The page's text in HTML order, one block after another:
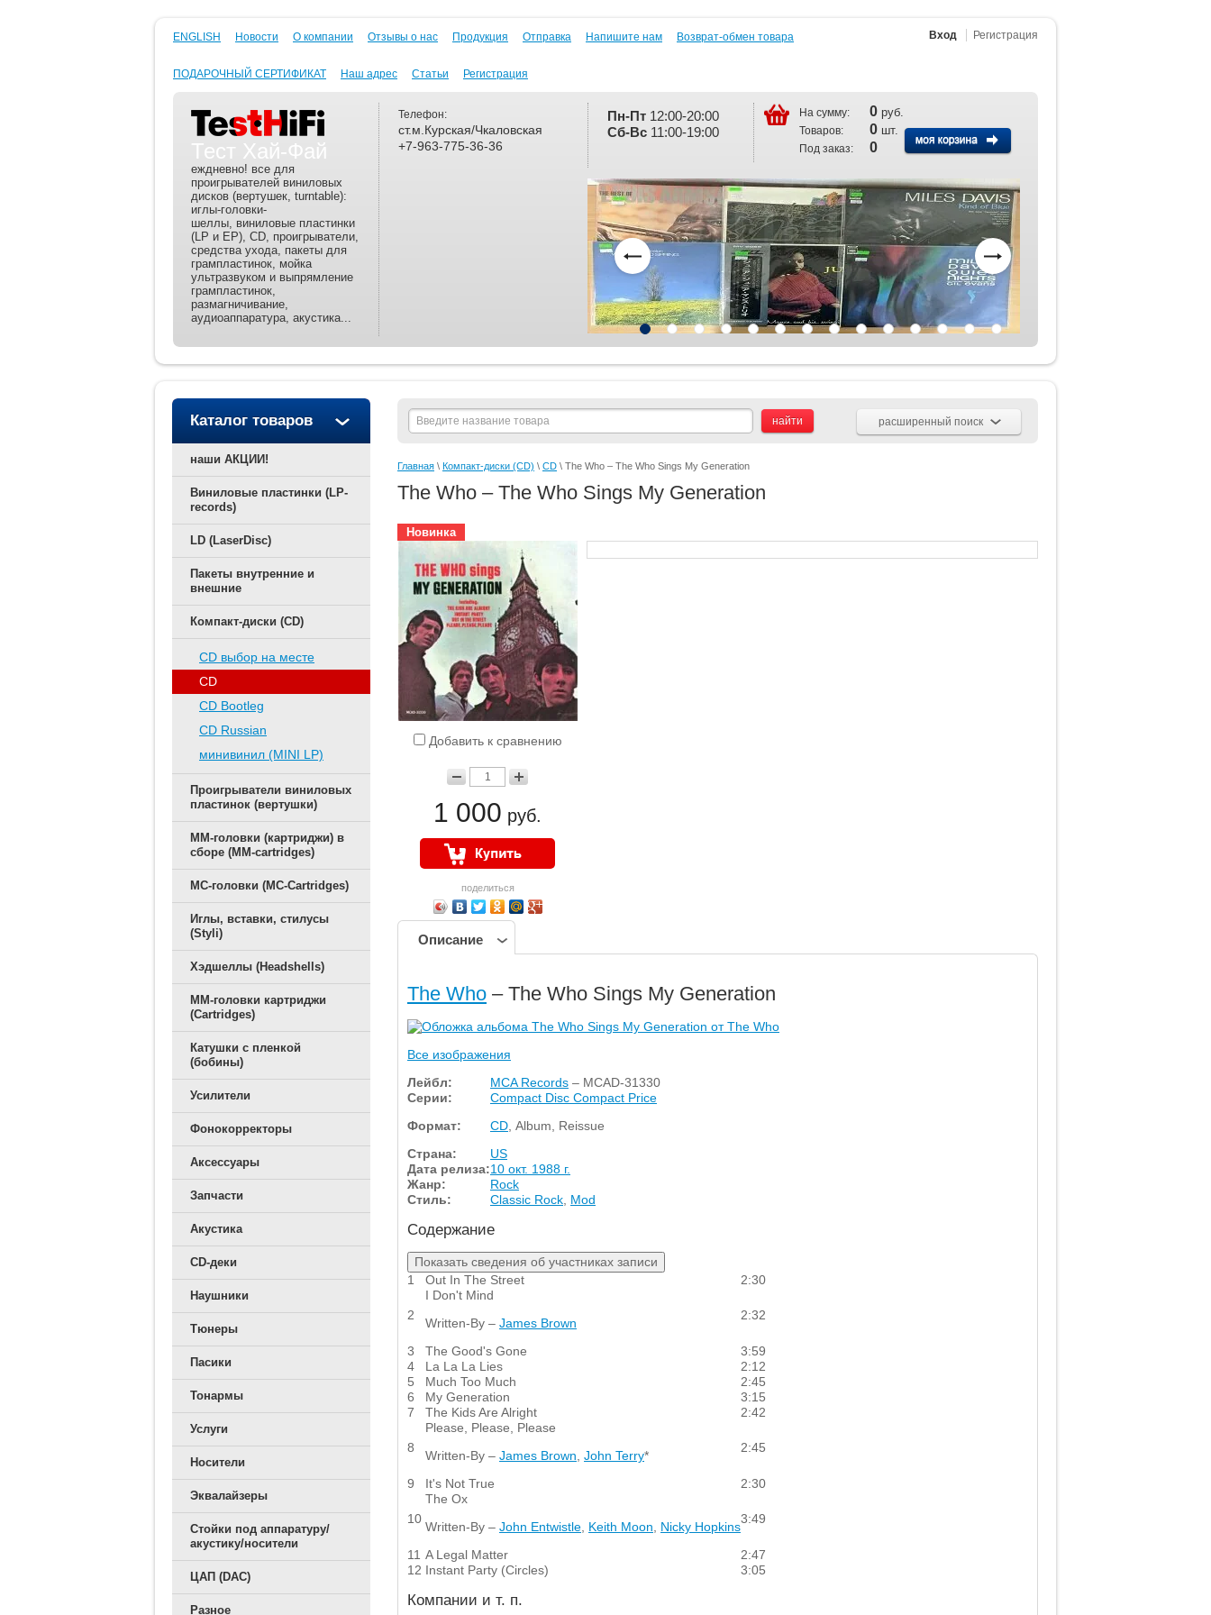
Вход Регистрация
ENGLISH Новости О компании Отзывы о нас Продукция Отправка Напишите нам Возврат-обмен товара
ПОДАРОЧНЫЙ СЕРТИФИКАТ Наш адрес Статьи Регистрация
Тест Хай-Фай
еждневно! все для
проигрывателей виниловых
дисков (вертушек, turntable):
иглы-головки-
шеллы, виниловые пластинки
(LP и EP), CD, проигрыватели,
средства ухода, пакеты для
грампластинок, мойка
ультразвуком и выпрямление
грампластинок,
размагничивание,
аудиоаппаратура, акустика...
Телефон:
ст.м.Курская/Чкаловская
+7-963-775-36-36
Пн-Пт 12:00-20:00
Сб-Вс 11:00-19:00
На сумму: 0 руб.
Товаров: 0 шт.
Под заказ: 0
Каталог товаров
наши АКЦИИ!
Виниловые пластинки (LP-
records)
LD (LaserDisc)
Пакеты внутренние и
внешние
Компакт-диски (CD)
CD выбор на месте
CD
CD Bootleg
CD Russian
минивинил (MINI LP)
Проигрыватели виниловых
пластинок (вертушки)
ММ-головки (картриджи) в
сборе (MM-cartridges)
MC-головки (MC-Cartridges)
Иглы, вставки, стилусы
(Styli)
Хэдшеллы (Headshells)
ММ-головки картриджи
(Cartridges)
Катушки с пленкой
(бобины)
Усилители
Фонокорректоры
Аксессуары
Запчасти
Акустика
CD-деки
Наушники
Тюнеры
Пасики
Тонармы
Услуги
Носители
Эквалайзеры
Стойки под аппаратуру/
акустику/носители
ЦАП (DAC)
Разное
расширенный поиск
Главная \ Компакт-диски (CD) \ CD \ The Who – The Who Sings My Generation
The Who – The Who Sings My Generation
Новинка
Добавить к сравнению
1 000 руб.
поделиться
Описание
The Who – The Who Sings My Generation
Все изображения
Лейбл:
MCA Records – MCAD-31330
Серии:
Compact Disc Compact Price
Формат:
CD , Album, Reissue
Страна:
US
Дата релиза:10 окт. 1988 г.
Жанр:
Rock
Стиль:
Classic Rock Mod
Содержание
Показать сведения об участниках записи
1
Out In The Street 2:30
2
I Don't Mind
Written-By – James Brown
2:32
3 The Good's Gone
3:59
4
La La La Lies
2:12
5
Much Too Much
2:45
6
My Generation
3:15
7
The Kids Are Alright 2:42
8
Please, Please, Please
Written-By – James Brown John Terry*
2:45
9 It's Not True 2:30
10
The Ox
Written-By – John Entwistle Keith Moon Nicky Hopkins
3:49
11 A Legal Matter
2:47
12 Instant Party (Circles) 3:05
Компании и т. п.